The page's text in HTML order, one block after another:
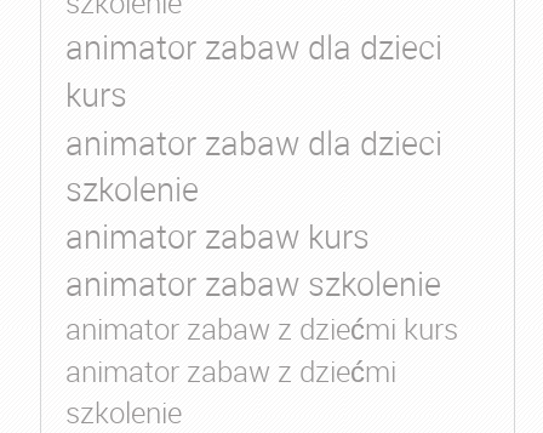
animator zabaw dla dzieci
kurs
animator zabaw dla dzieci
szkolenie
animator zabaw kurs
animator zabaw szkolenie
animator zabaw z dziećmi kurs
animator zabaw z dziećmi
szkolenie